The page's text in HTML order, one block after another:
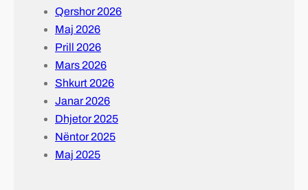
Qershor 2026
Maj 2026
Prill 2026
Mars 2026
Shkurt 2026
Janar 2026
Dhjetor 2025
Nëntor 2025
Maj 2025